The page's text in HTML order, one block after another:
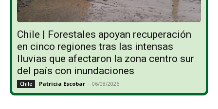
Chile | Forestales apoyan recuperación
en cinco regiones tras las intensas
lluvias que afectaron la zona centro sur
del país con inundaciones
Chile Patricia Escobar - 06/08/2026